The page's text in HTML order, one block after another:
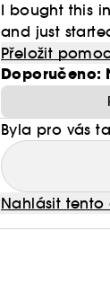
I bought this
and just
Přeložit
Doporučeno:
Byla pro vás
Nahlásit tento